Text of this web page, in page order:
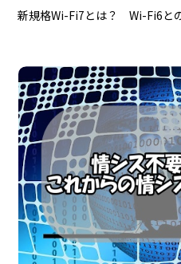
新規格Wi-Fi7とは？ Wi-Fi6と